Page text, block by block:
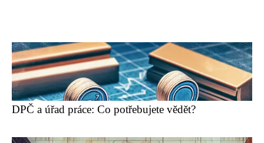
DPČ a úřad práce: Co potřebujete vědět?